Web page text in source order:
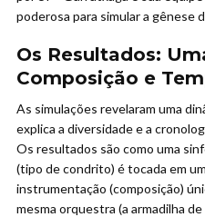
poderosa para simular a gênese
Os Resultados:
Composição e
As simulações revelaram uma
explica a diversidade e a
Os resultados são como uma
(tipo de condrito) é tocada em
instrumentação (composição)
mesma orquestra (a armadilha de